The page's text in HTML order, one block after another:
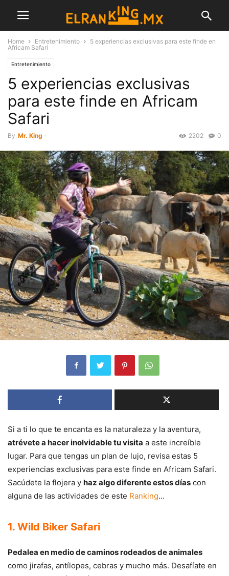
Home Entretenimiento
5 experiencias exclusivas para este finde en
Africam Safari
Entretenimiento
5 experiencias exclusivas
para este finde en Africam
Safari
By Mr. King - 0
2202
Si a ti lo que te encanta es la naturaleza y la aventura,
atrévete a hacer inolvidable tu visita a este increíble
lugar. Para que tengas un plan de lujo, revisa estas 5
experiencias exclusivas para este finde en Africam Safari.
Sacúdete la flojera y haz algo diferente estos días con
alguna de las actividades de este Ranking…
1. Wild Biker Safari
Pedalea en medio de caminos rodeados de animales
como jirafas, antílopes, cebras y mucho más. Desafíate en